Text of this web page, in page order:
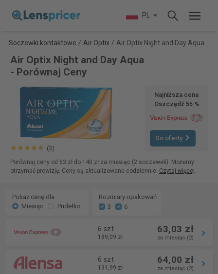
PL
Soczewki kontaktowe / Air Optix / Air Optix Night and Day Aqua
Air Optix Night and Day Aqua
- Porównaj Ceny
(3)
Najniższa cena
Oszczędź 55 %
Do oferty
Porównaj ceny od 63 zł do 140 zł za miesiąc (2 soczewek). Możemy
otrzymać prowizję. Ceny są aktualizowane codziennie. Czytaj więcej.
Pokaż cenę dla
Miesiąc
Pudełko
Rozmiary opakowań
3
6
6 szt
189,09 zł
63,03 zł
za miesiąc (2)
6 szt
191,99 zł
64,00 zł
za miesiąc (2)